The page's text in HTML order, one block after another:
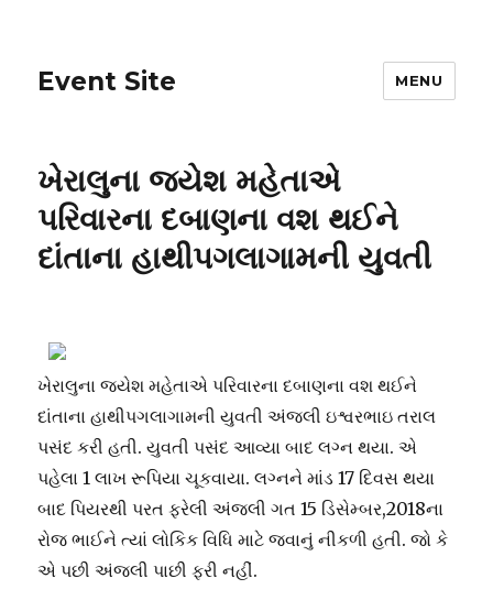
Event Site MENU
ખેરાલુના જયેશ મહેતાએ
પરિવારના દબાણના વશ થઈને
દાંતાના હાથીપગલાગામની યુવતી
ખેરાલુના જયેશ મહેતાએ પરિવારના દબાણના વશ થઈને
દાંતાના હાથીપગલાગામની યુવતી અંજલી ઇશ્વરભાઇ તરાલ
પસંદ કરી હતી. યુવતી પસંદ આવ્યા બાદ લગ્ન થયા. એ
પહેલા 1 લાખ રૂપિયા ચૂકવાયા. લગ્નને માંડ 17 દિવસ થયા
બાદ પિયરથી પરત ફરેલી અંજલી ગત 15 ડિસેમ્બર,2018ના
રોજ ભાઈને ત્યાં લોકિક વિધિ માટે જવાનું નીકળી હતી. જો કે
એ પછી અંજલી પાછી ફરી નહીં.